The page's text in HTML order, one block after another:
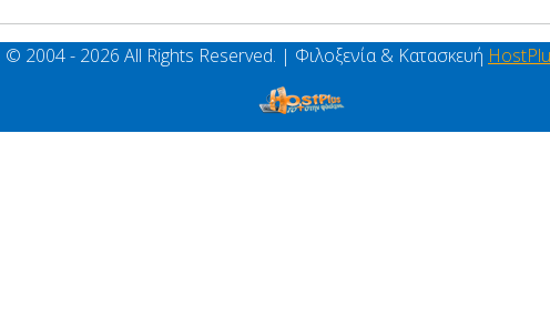
© 2004 - 2026 All Rights Reserved. | Φιλοξενία & Κατασκευή